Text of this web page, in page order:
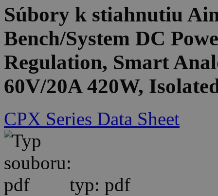
Súbory k stiahnutiu
Bench/System DC
Regulation, Smart
60V/20A 420W,
CPX Series Data Sheet
typ: pdf